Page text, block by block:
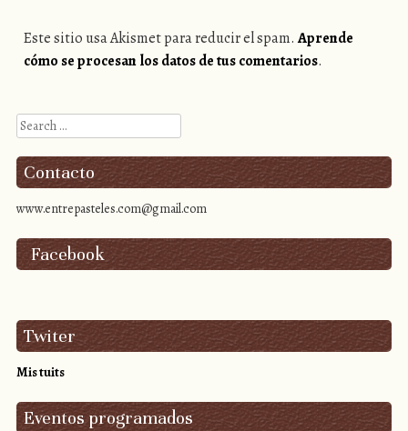
Este sitio usa Akismet para reducir el spam.Aprende
cómo se procesan los datos de tus comentarios.
Search
Contacto
www.entrepasteles.com@gmail.com
Facebook
Twiter
Mis tuits
Eventos programados